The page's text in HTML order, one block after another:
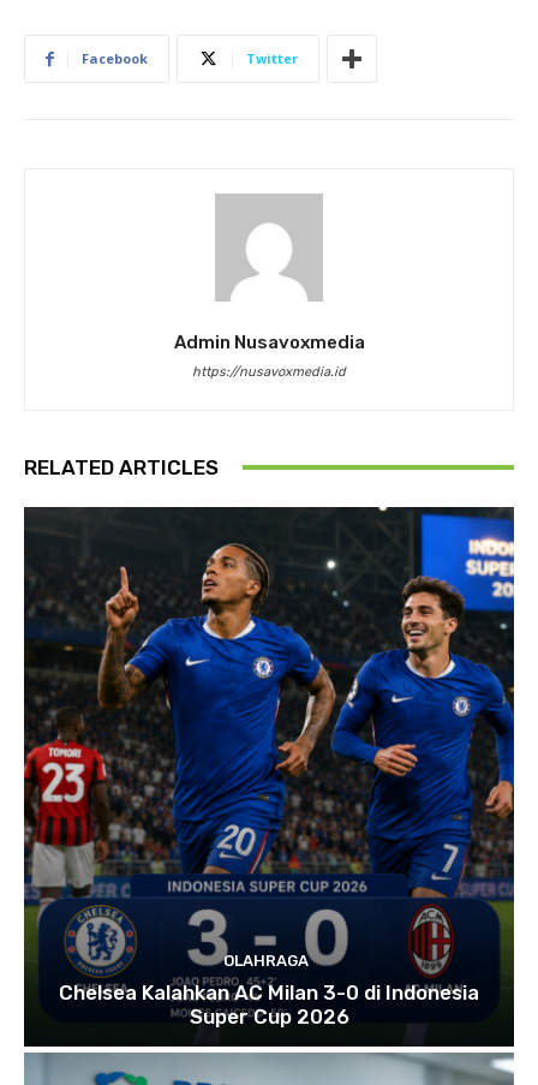
Facebook Twitter
Admin Nusavoxmedia
https://nusavoxmedia.id
RELATED ARTICLES
OLAHRAGA
Chelsea Kalahkan AC Milan 3-0 di Indonesia
Super Cup 2026